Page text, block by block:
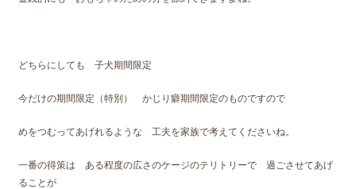
どちらにしても 子犬期間限定
今だけの期間限定（特別） かじり癖期間限定のものですので
めをつむってあげれるような 工夫を家族で考えてくださいね。
一番の得策は ある程度の広さのケージのテリトリーで 過ごさせてあげ
ることが